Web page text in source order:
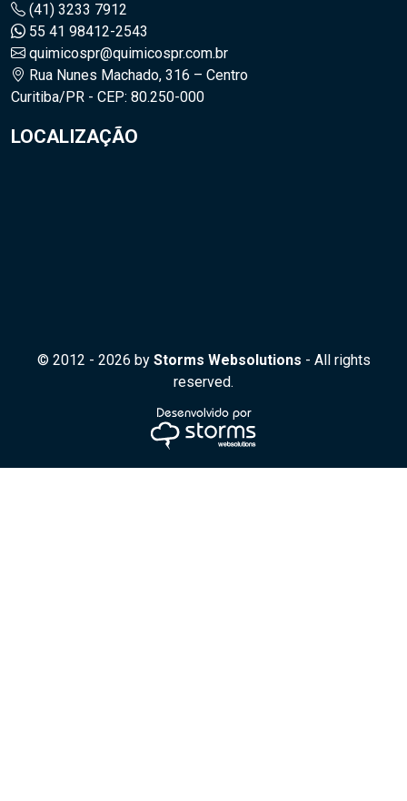
(41) 3233 7912
55 41 98412-2543
quimicospr@quimicospr.com.br
Rua Nunes Machado, 316 – Centro
Curitiba/PR - CEP: 80.250-000
LOCALIZAÇÃO
© 2012 - 2026 by Storms Websolutions - All rights
reserved.